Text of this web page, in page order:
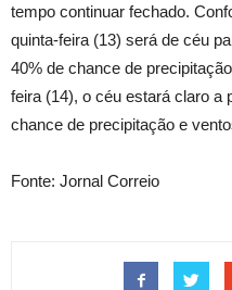
tempo continuar fechado.
quinta-feira (13) será de céu
40% de chance de
feira (14), o céu estará claro a
chance de precipitação e
Fonte: Jornal Correio